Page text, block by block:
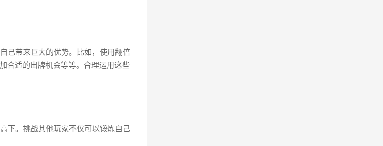
己带来巨大的优势。比如，使用翻倍
合适的出牌机会等等。合理运用这些
下。挑战其他玩家不仅可以锻炼自己